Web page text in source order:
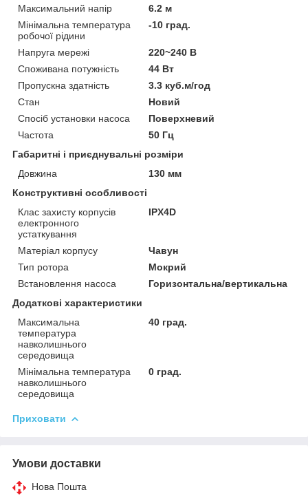
Максимальний напір
6.2 м
Мінімальна температура
робочої рідини
-10 град.
Напруга мережі
220~240 В
Споживана потужність
44 Вт
Пропускна здатність
3.3 куб.м/год
Стан
Новий
Спосіб установки насоса
Поверхневий
Частота
50 Гц
Габаритні і приєднувальні розміри
Довжина
130 мм
Конструктивні особливості
Клас захисту корпусів
електронного
устаткування
IPX4D
Матеріал корпусу
Чавун
Тип ротора
Мокрий
Встановлення насоса
Горизонтальна/вертикальна
Додаткові характеристики
Максимальна
температура
навколишнього
середовища
40 град.
Мінімальна температура
навколишнього
середовища
0 град.
Приховати
Умови доставки
Нова Пошта